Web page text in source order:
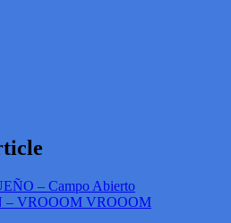
– Campo Abierto
– VROOOM VROOOM